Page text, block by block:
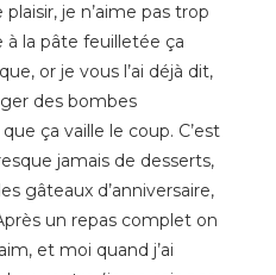
je n’aime pas trop
à la pâte feuilletée ça
or je vous l’ai déjà dit,
des bombes
ça vaille le coup. C’est
jamais de desserts,
gâteaux d’anniversaire,
un repas complet on
et moi quand j’ai